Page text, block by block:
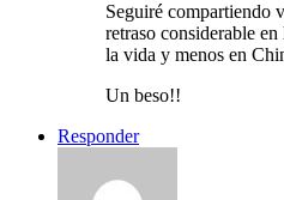
Seguiré compartiendo
retraso considerable
la vida y menos en
Un beso!!
Responder